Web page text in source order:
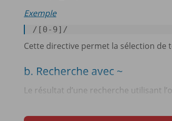
Exemple
/ [0-9] /
Cette directive permet la sélection de
b. Recherche avec ~
Le résultat d’une recherche utilisant